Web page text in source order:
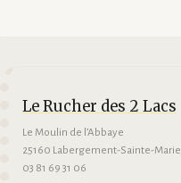
Le Rucher des 2 Lacs
Le Moulin de l’Abbaye
25160 Labergement-Sainte-Marie
03 81 69 31 06